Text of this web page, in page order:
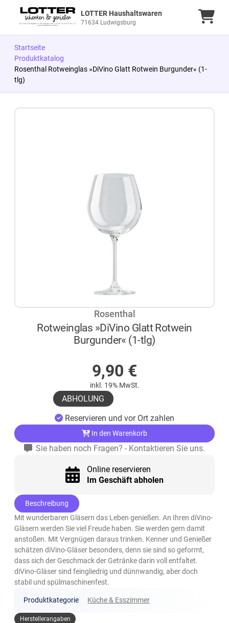
LOTTER Haushaltswaren
71634 Ludwigsburg
Startseite
Produktkatalog
Rosenthal Rotweinglas »DiVino Glatt Rotwein Burgunder« (1-
tlg)
Rosenthal
Rotweinglas »DiVino Glatt Rotwein
Burgunder« (1-tlg)
9,90 €
inkl. 19% MwSt.
ABHOLUNG
Reservieren und vor Ort zahlen
In den Warenkorb
Sie haben noch Fragen? - Kontaktieren Sie uns.
Online reservieren
Im Geschäft abholen
Beschreibung
Mit wunderbaren Gläsern das Leben genießen. An Ihren diVino-
Gläsern werden Sie viel Freude haben. Sie werden gern damit
anstoßen. Mit Vergnügen daraus trinken. Kenner und Genießer
schätzen diVino-Gläser besonders, denn sie sind so geformt,
dass sich der Geschmack der Getränke darin voll entfaltet.
diVino-Gläser sind feingliedrig und dünnwandig, aber doch
stabil und spülmaschinenfest.
Produktkategorie Küche & Esszimmer
Herstellerangaben